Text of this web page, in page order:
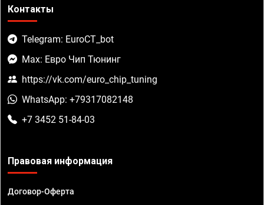
Контакты
Telegram: EuroCT_bot
Max: Евро Чип Тюнинг
https://vk.com/euro_chip_tuning
WhatsApp: +79317082148
+7 3452 51-84-03
Правовая информация
Договор-Оферта